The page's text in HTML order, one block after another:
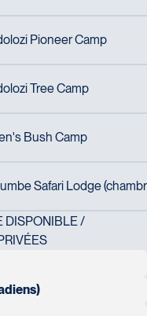
Pioneer Camp
Tree Camp
Bush Camp
Safari Lodge
DISPONIBLE /
Nelspruit et le lodge
retour au Canada